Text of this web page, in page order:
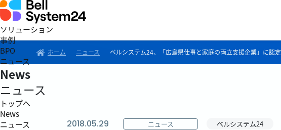
ソリューション
事例
BPO
ニュース
News
ニュース
トップへ
News
ニュース
ホーム ニュース ベルシステム24、「広島県仕事と家庭の両立支援企業」に認定
2018.05.29 ニュース ベルシステム24